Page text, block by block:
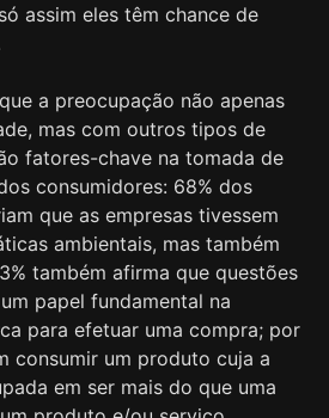
assim eles têm chance de
a preocupação não apenas
mas com outros tipos de
fatores-chave na tomada de
consumidores: 68% dos
que as empresas tivessem
ambientais, mas também
também afirma que questões
papel fundamental na
para efetuar uma compra; por
consumir um produto cuja a
em ser mais do que uma